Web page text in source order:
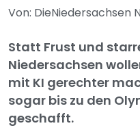
Von: DieNiedersachsen
Statt Frust und
Niedersachsen
mit KI gerechter
sogar bis zu den
geschafft.